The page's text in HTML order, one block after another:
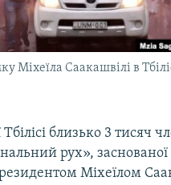
КРИМУ
RL
Міхеїла Саакашвілі в
Тбілісі близько 3 тисяч
рух»,
Міхеїлом